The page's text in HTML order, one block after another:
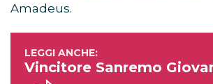
Amadeus.
Vincitore Sanremo